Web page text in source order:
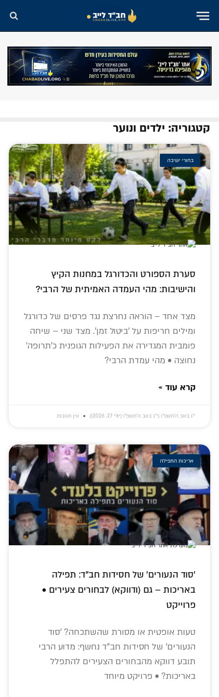
קטגוריה: ילדים ונוער
בחורי ישיבה
סערת הספורט והכדורגל במחנות הקיץ
והישיבות: מהי העמדה האמיתית של הרבי?
מצד אחד – הוראה נחרצת נגד פרסים של כדורגל
ומילים חריפות על 'ביטול זמן'. מצד שני – שיחה
פומבית המגדירה את הפעילות הגופנית כ'תרופה'
נחוצה • מהי עמדת הרבי?
קרא עוד »
י״ג באב ה׳תשפ״ו (י״ג באב ה׳תשפ״ו (יולי 27, 2026)) אין תגובות
אריכות התפילה
'סוד הנעורים' של חסידות חב"ד: תפילה
באריכות – גם (ודווקא) לבחורים צעירים •
פרוייקט
טעות אופטית או מסורת שהשתכחה? 'סוד
הנעורים' של חסידות חב"ד נחשף: מדוע הרבי
תובע דווקא מהבחורים הצעירים להתפלל
באריכות? • פרויקט מיוחד